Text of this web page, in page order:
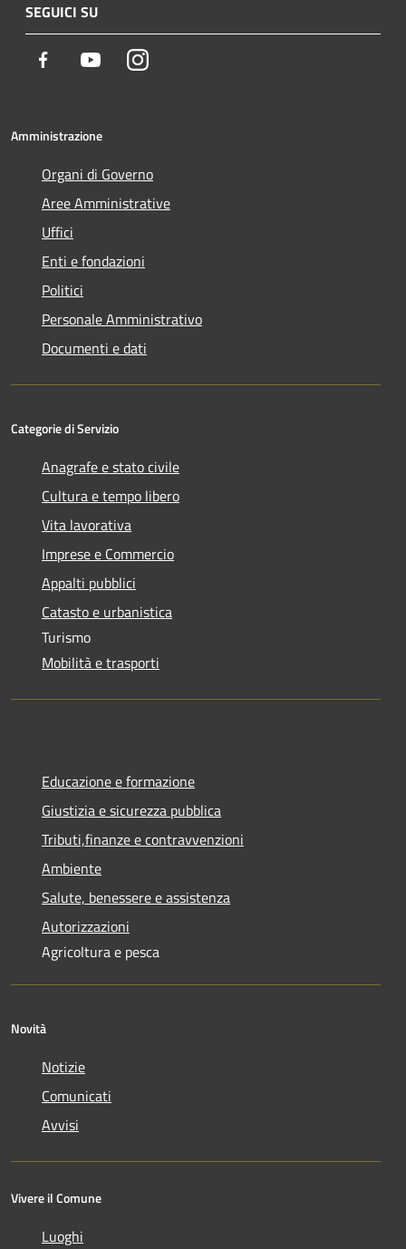
SEGUICI SU
Facebook YoutubeInstagram
Amministrazione
Organi di Governo
Aree Amministrative
Uffici
Enti e fondazioni
Politici
Personale Amministrativo
Documenti e dati
Categorie di Servizio
Anagrafe e stato civile
Cultura e tempo libero
Vita lavorativa
Imprese e Commercio
Appalti pubblici
Catasto e urbanistica
Turismo
Mobilità e trasporti
Educazione e formazione
Giustizia e sicurezza pubblica
Tributi,finanze e contravvenzioni
Ambiente
Salute, benessere e assistenza
Autorizzazioni
Agricoltura e pesca
Novità
Notizie
Comunicati
Avvisi
Vivere il Comune
Luoghi